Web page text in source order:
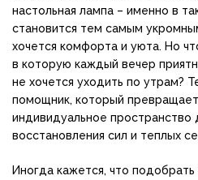
настольная лампа – именно в
становится тем самым
хочется комфорта и уюта. Но
в которую каждый вечер
не хочется уходить по утрам?
помощник, который
индивидуальное пространство
восстановления сил и теплых
Иногда кажется, что